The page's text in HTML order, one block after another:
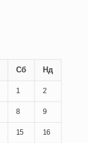
Сб Нд
1 2
8 9
15 16